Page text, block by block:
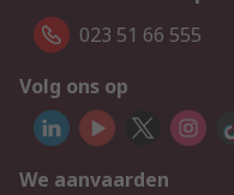
023 51 66 555
Volg ons op
We aanvaarden